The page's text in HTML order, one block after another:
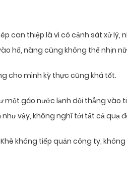
can thiệp là vì có cảnh sát xử lý,
hố, nàng cũng không thể nhịn
cho mình kỳ thực cũng khá tốt.
một gáo nước lạnh dội thẳng vào
vậy, không nghĩ tới tất cả quạ
không tiếp quản công ty,